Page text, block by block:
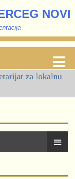
NOVI
za lokalnu
≡